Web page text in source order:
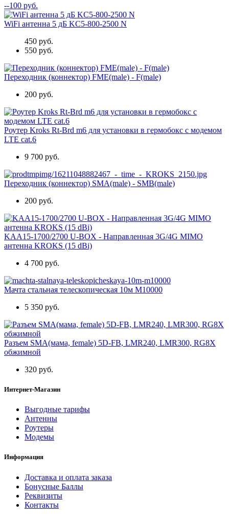
--100 руб.
WiFi антенна 5 дБ KC5-800-2500 N
450 руб.
550 руб.
Переходник (коннектор) FME(male) - F(male)
200 руб.
Роутер Kroks Rt-Brd m6 для установки в гермобокс с модемом
LTE cat.6
9 700 руб.
Переходник (коннектор) SMA(male) - SMB(male)
200 руб.
KAA15-1700/2700 U-BOX - Направленная 3G/4G MIMO
антенна KROKS (15 dBi)
4 700 руб.
Мачта стальная телескопическая 10м М10000
5 350 руб.
Разъем SMA(мама, female) 5D-FB, LMR240, LMR300, RG8X
обжимной
320 руб.
Интернет-Магазин
Выгодные тарифы
Антенны
Роутеры
Модемы
Информация
Доставка и оплата заказа
Бонусные Баллы
Реквизиты
Контакты